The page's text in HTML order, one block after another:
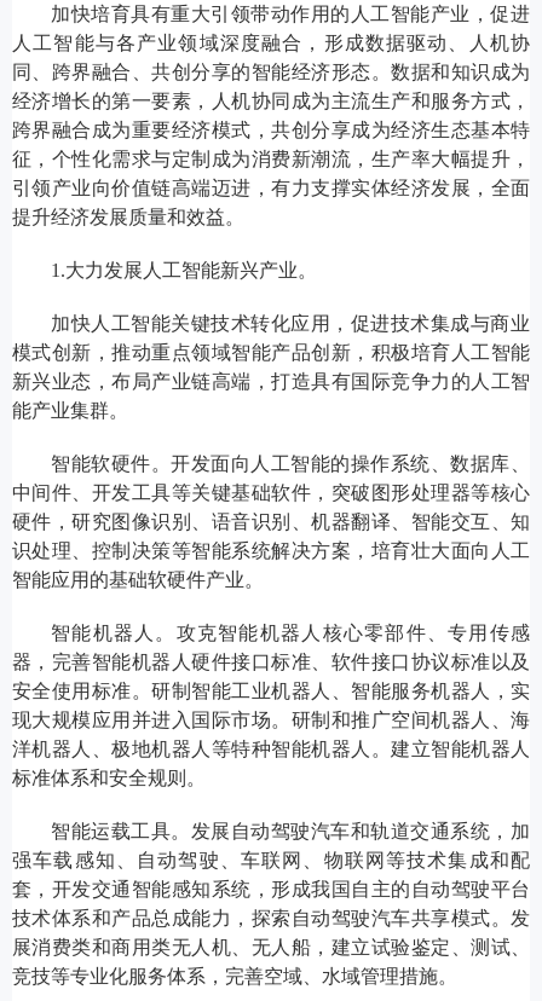
加快培育具有重大引领带动作用的人工智能产业，促进
人工智能与各产业领域深度融合，形成数据驱动、人机协
同、跨界融合、共创分享的智能经济形态。数据和知识成为
经济增长的第一要素，人机协同成为主流生产和服务方式，
跨界融合成为重要经济模式，共创分享成为经济生态基本特
征，个性化需求与定制成为消费新潮流，生产率大幅提升，
引领产业向价值链高端迈进，有力支撑实体经济发展，全面
提升经济发展质量和效益。
1.大力发展人工智能新兴产业。
加快人工智能关键技术转化应用，促进技术集成与商业
模式创新，推动重点领域智能产品创新，积极培育人工智能
新兴业态，布局产业链高端，打造具有国际竞争力的人工智
能产业集群。
智能软硬件。开发面向人工智能的操作系统、数据库、
中间件、开发工具等关键基础软件，突破图形处理器等核心
硬件，研究图像识别、语音识别、机器翻译、智能交互、知
识处理、控制决策等智能系统解决方案，培育壮大面向人工
智能应用的基础软硬件产业。
智能机器人。攻克智能机器人核心零部件、专用传感
器，完善智能机器人硬件接口标准、软件接口协议标准以及
安全使用标准。研制智能工业机器人、智能服务机器人，实
现大规模应用并进入国际市场。研制和推广空间机器人、海
洋机器人、极地机器人等特种智能机器人。建立智能机器人
标准体系和安全规则。
智能运载工具。发展自动驾驶汽车和轨道交通系统，加
强车载感知、自动驾驶、车联网、物联网等技术集成和配
套，开发交通智能感知系统，形成我国自主的自动驾驶平台
技术体系和产品总成能力，探索自动驾驶汽车共享模式。发
展消费类和商用类无人机、无人船，建立试验鉴定、测试、
竞技等专业化服务体系，完善空域、水域管理措施。